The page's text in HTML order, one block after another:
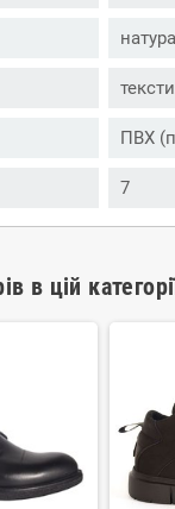
ПВХ
7
в цій